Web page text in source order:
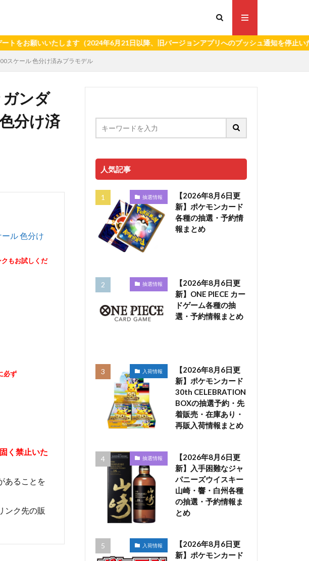
いいたします（2024年6月21日以降、旧バージョンアプリへのプッシュ通知を停止いたします
スケール 色分け済みプラモデル
ガンダ
分け済
ル 色分け
もお試しくだ
必ず
く禁止いた
あることを
ンク先の販
人気記事
抽選情報
【2026年8月6日更
新】ポケモンカード
各種の抽選・予約情
報まとめ
抽選情報
【2026年8月6日更
新】ONE PIECE カー
ドゲーム各種の抽
選・予約情報まとめ
入荷情報
【2026年8月6日更
新】ポケモンカード
30th CELEBRATION
BOXの抽選予約・先
着販売・在庫あり・
再販入荷情報まとめ
抽選情報
【2026年8月6日更
新】入手困難なジャ
パニーズウイスキー
山崎・響・白州各種
の抽選・予約情報ま
とめ
入荷情報
【2026年8月6日更
新】ポケモンカード